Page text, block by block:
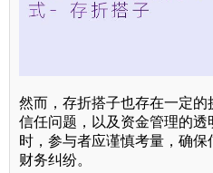
然而，存折搭子也存在一定
信任问题，以及资金管理的
时，参与者应谨慎考量，确
财务纠纷。